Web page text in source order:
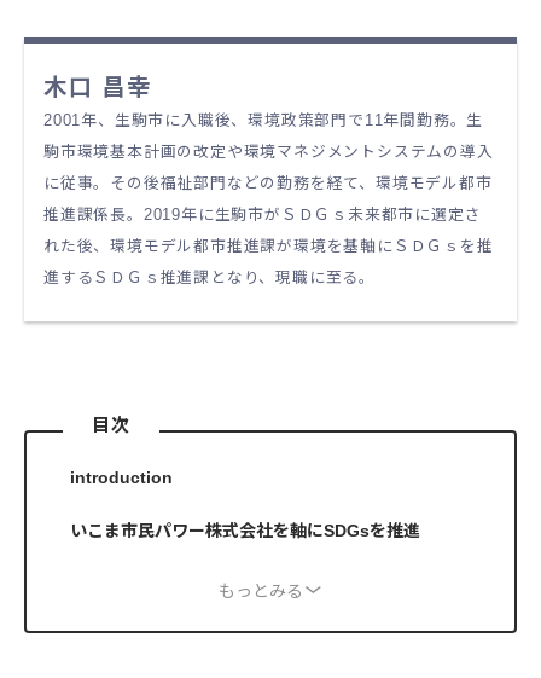
木口 昌幸
2001年、生駒市に入職後、環境政策部門で11年間勤務。生
駒市環境基本計画の改定や環境マネジメントシステムの導入
に従事。その後福祉部門などの勤務を経て、環境モデル都市
推進課係長。2019年に生駒市がＳＤＧｓ未来都市に選定さ
れた後、環境モデル都市推進課が環境を基軸にＳＤＧｓを推
進するＳＤＧｓ推進課となり、現職に至る。
目次
introduction
いこま市民パワー株式会社を軸にSDGsを推進
もっとみる